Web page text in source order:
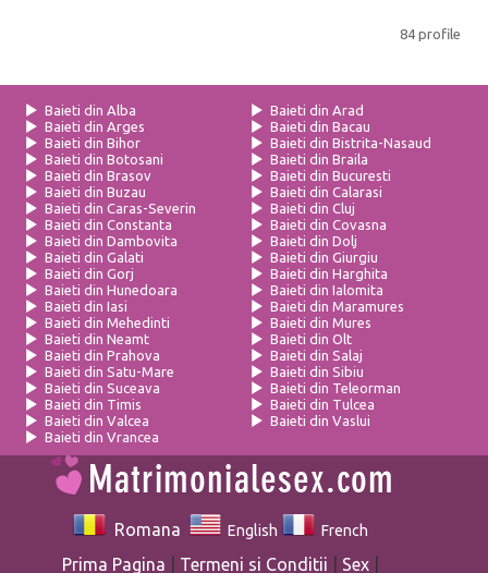
84 profile
Baieti din Alba
Baieti din Arad
Baieti din Arges
Baieti din Bacau
Baieti din Bihor
Baieti din Bistrita-Nasaud
Baieti din Botosani
Baieti din Braila
Baieti din Brasov
Baieti din Bucuresti
Baieti din Buzau
Baieti din Calarasi
Baieti din Caras-Severin
Baieti din Cluj
Baieti din Constanta
Baieti din Covasna
Baieti din Dambovita
Baieti din Dolj
Baieti din Galati
Baieti din Giurgiu
Baieti din Gorj
Baieti din Harghita
Baieti din Hunedoara
Baieti din Ialomita
Baieti din Iasi
Baieti din Maramures
Baieti din Mehedinti
Baieti din Mures
Baieti din Neamt
Baieti din Olt
Baieti din Prahova
Baieti din Salaj
Baieti din Satu-Mare
Baieti din Sibiu
Baieti din Suceava
Baieti din Teleorman
Baieti din Timis
Baieti din Tulcea
Baieti din Valcea
Baieti din Vaslui
Baieti din Vrancea
Romana English French
Prima Pagina Termeni si Conditii Sex